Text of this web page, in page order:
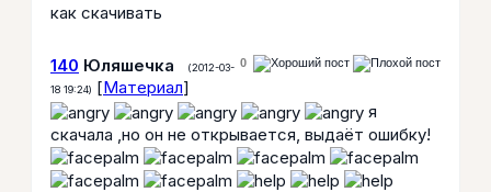
как скачивать
0
140 Юляшечка
(2012-03-
18 19:24) [Материал]
я
скачала ,но он не открывается, выдаёт ошибку!